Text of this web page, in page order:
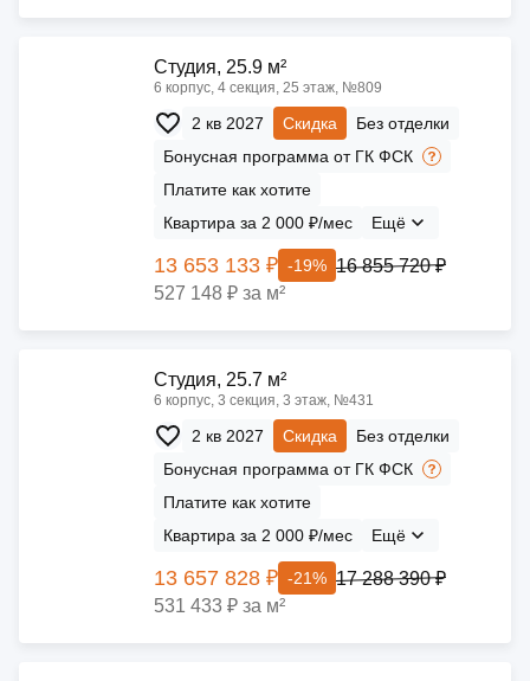
Cтудия, 25.9 м²
6 корпус, 4 секция, 25 этаж, №809
2 кв 2027 Скидка
Без отделки
Бонусная программа от ГК ФСК
Платите как хотите
Квартира за 2 000 ₽/мес
Ещё
13 653 133 ₽ -19% 16 855 720 ₽
527 148 ₽ за м²
Cтудия, 25.7 м²
6 корпус, 3 секция, 3 этаж, №431
2 кв 2027 Скидка
Без отделки
Бонусная программа от ГК ФСК
Платите как хотите
Квартира за 2 000 ₽/мес
Ещё
13 657 828 ₽ -21% 17 288 390 ₽
531 433 ₽ за м²